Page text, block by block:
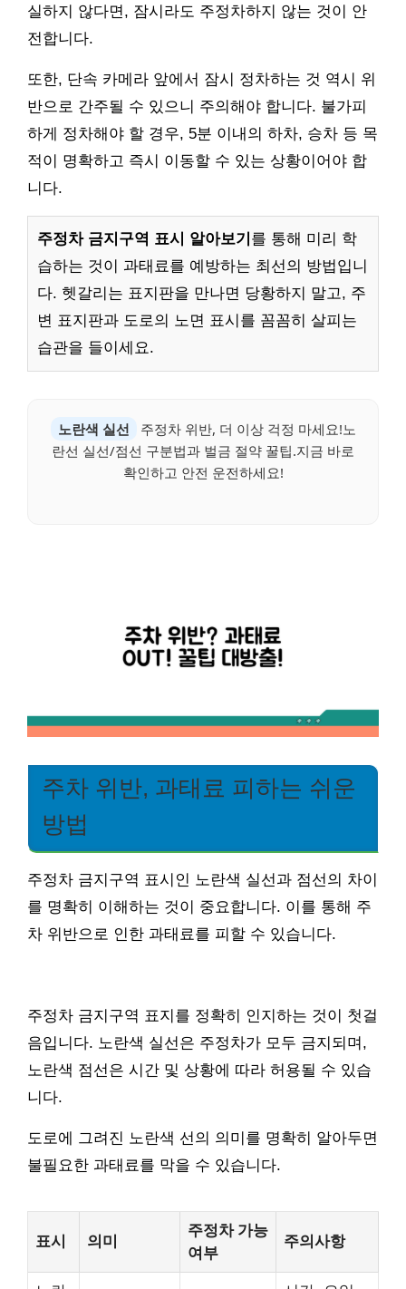
실하지 않다면, 잠시라도 주정차하지 않는 것이 안
전합니다.
또한, 단속 카메라 앞에서 잠시 정차하는 것 역시 위
반으로 간주될 수 있으니 주의해야 합니다. 불가피
하게 정차해야 할 경우, 5분 이내의 하차, 승차 등 목
적이 명확하고 즉시 이동할 수 있는 상황이어야 합
니다.
주정차 금지구역 표시 알아보기 를 통해 미리 학
습하는 것이 과태료를 예방하는 최선의 방법입니
다. 헷갈리는 표지판을 만나면 당황하지 말고, 주
변 표지판과 도로의 노면 표시를 꼼꼼히 살피는
습관을 들이세요.
노란색 실선
주정차 위반, 더 이상 걱정 마세요!노
란선 실선/점선 구분법과 벌금 절약 꿀팁.지금 바로
확인하고 안전 운전하세요!
주차 위반, 과태료 피하는 쉬운
방법
주정차 금지구역 표시인 노란색 실선과 점선의 차이
를 명확히 이해하는 것이 중요합니다. 이를 통해 주
차 위반으로 인한 과태료를 피할 수 있습니다.
주정차 금지구역 표지를 정확히 인지하는 것이 첫걸
음입니다. 노란색 실선은 주정차가 모두 금지되며,
노란색 점선은 시간 및 상황에 따라 허용될 수 있습
니다.
도로에 그려진 노란색 선의 의미를 명확히 알아두면
불필요한 과태료를 막을 수 있습니다.
표시 의미
주정차 가능
여부
주의사항